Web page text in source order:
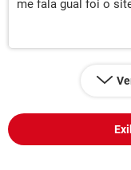
me fala gual foi o